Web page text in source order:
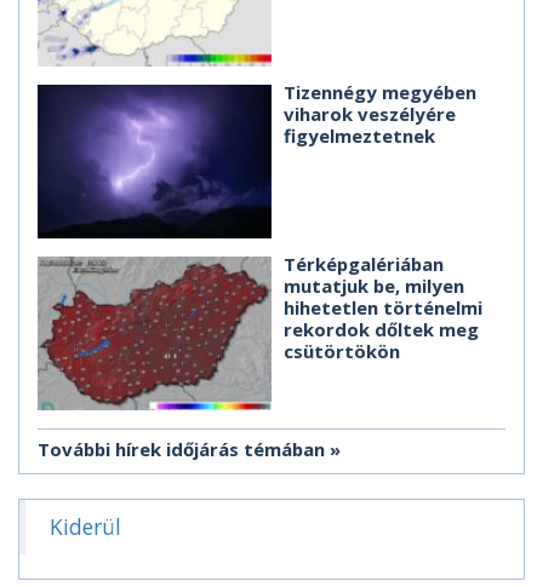
Tizennégy megyében
viharok veszélyére
figyelmeztetnek
Térképgalériában
mutatjuk be, milyen
hihetetlen történelmi
rekordok dőltek meg
csütörtökön
További hírek időjárás témában
Kiderül